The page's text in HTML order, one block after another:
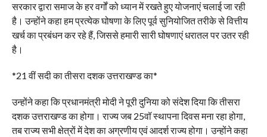
सरकार द्वारा समाज के हर वर्गों को ध्यान में रखते हुए योजनाएं चलाई जा रही
है। उन्होंने कहा हम प्रत्येक घोषणा के लिए पूर्व सुनियोजित तरीके से वित्तीय
खर्च का प्रबंधन कर रहे हैं, जिससे हमारी सारी घोषणाएं धरातल पर उतर रही
है।
*21 वीं सदी का तीसरा दशक उत्तराखण्ड का*
उन्होंने कहा कि प्रधानमंत्री मोदी ने पूरी दुनिया को संदेश दिया कि तीसरा
दशक उत्तराखण्ड का होगा। राज्य जब 25वॉ स्थापना दिवस मना रहा होगा,
तब राज्य सभी क्षेत्रों में देश का अग्रणीय एवं आदर्श राज्य होगा। उन्होंने कहा